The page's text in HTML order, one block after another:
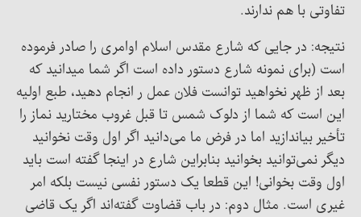
تفاوتی با هم ندارند.
نتیجه: در جایی که شارع مقدس اسلام اوامری را صادر فرموده
است (برای نمونه شارع دستور داده است اگر شما میدانید که
بعد از ظهر نخواهید توانست فلان عمل ر انجام دهید، طبع اولیه
این است که شما از دلوک شمس تا قبل غروب مختارید نماز را
تأخیر بیاندازید اما در فرض ما می‌دانید اگر اول وقت نخوانید
دیگر نمی‌توانید بخوانید بنابراین شارع در اینجا گفته است باید
اول وقت بخوانی! این قطعا یک دستور نفسی نیست بلکه امر
غیری است. مثال دوم: در باب قضاوت گفته‌اند اگر یک قاضی